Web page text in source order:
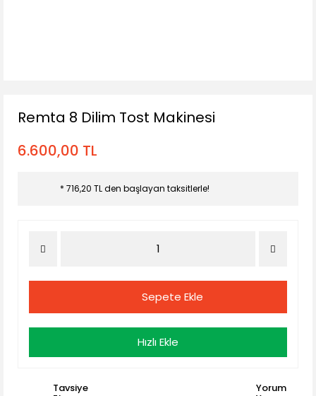
Remta 8 Dilim Tost Makinesi
6.600,00 TL
* 716,20 TL den başlayan taksitlerle!
Sepete Ekle
Hızlı Ekle
Tavsiye Yorum